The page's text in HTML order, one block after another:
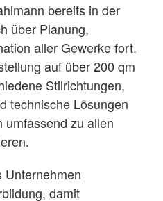
bereits in der
über Planung,
aller Gewerke fort.
auf über 200 qm
Stilrichtungen,
technische Lösungen
umfassend zu allen
Unternehmen
damit